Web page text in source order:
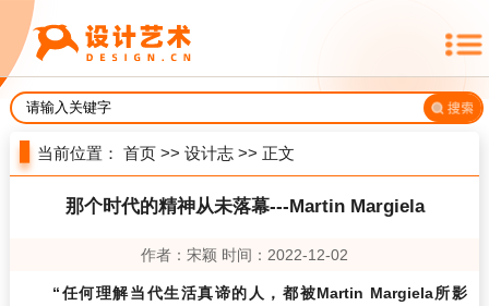
当前位置：首页 >>设计志 >> 正文
那个时代的精神从未落幕---Martin Margiela
作者：宋颖 时间：2022-12-02
“任何理解当代生活真谛的人，都被Martin Margiela所影